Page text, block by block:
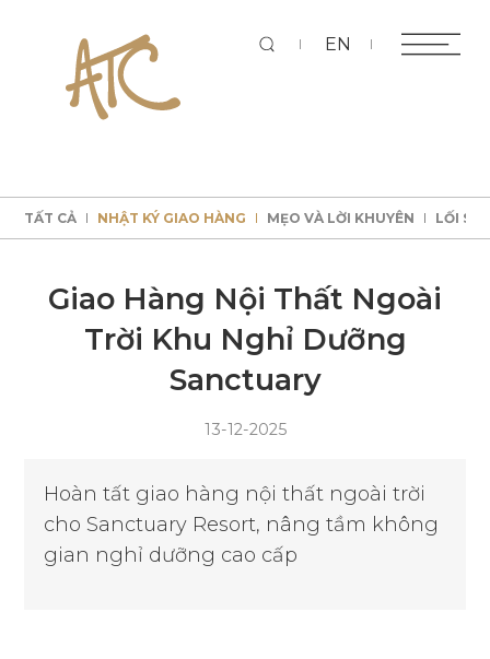
EN
TẤT CẢ NHẬT KÝ GIAO HÀNG
TẤT CẢ NHẬT KÝ GIAO HÀNG MẸO VÀ LỜI KHUYÊN LỐI
Giao Hàng Nội Thất Ngoài
Trời Khu Nghỉ Dưỡng
Sanctuary
13-12-2025
Hoàn tất giao hàng nội thất ngoài trời
cho Sanctuary Resort, nâng tầm không
gian nghỉ dưỡng cao cấp
Tìm